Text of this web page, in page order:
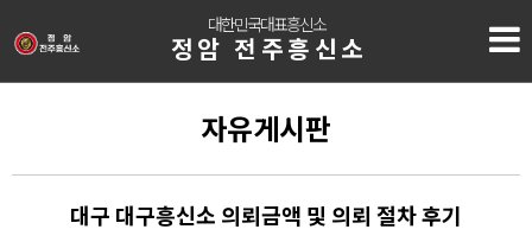
대한민국대표흥신소
정암 전주흥신소
자유게시판
대구 대구흥신소 의뢰금액 및 의뢰 절차 후기